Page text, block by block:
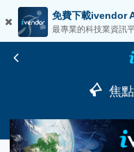
免費下載ivendor
最專業的科技業資訊
焦